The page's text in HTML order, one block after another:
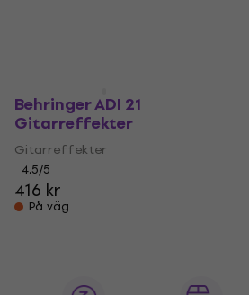
Behringer ADI 21
Gitarreffekter
Gitarreffekter
4,5/5
416 kr
På väg